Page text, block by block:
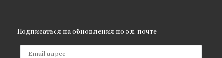
Подписаться на обновления по эл. почте